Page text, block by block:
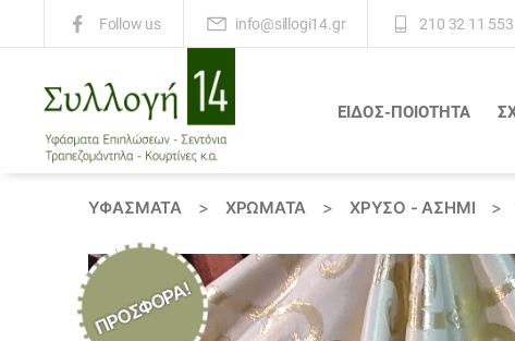
Follow us info@sillogi14.gr 210 32 11 553
ΕΙΔΟΣ-ΠΟΙΟΤΗΤΑ
ΥΦΆΣΜΑΤΑ > ΧΡΏΜΑΤΑ > ΧΡΥΣΟ - ΑΣΗΜΙ >
ΠΡΟΣΦΟΡΆ!